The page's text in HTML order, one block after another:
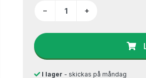
− +
I lager - skickas på måndag